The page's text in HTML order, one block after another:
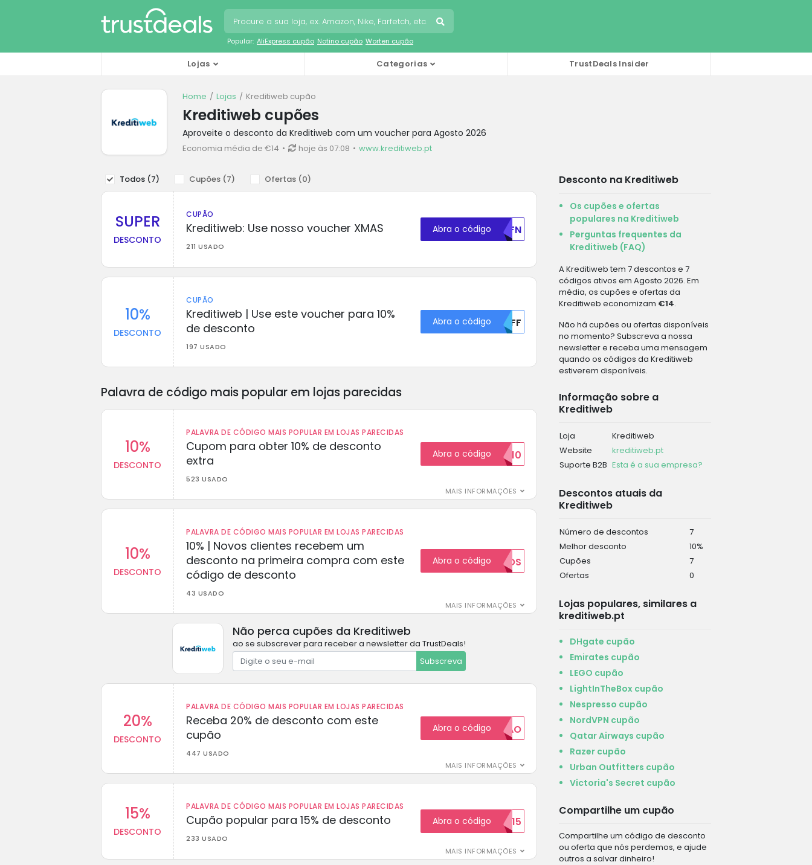
Popular: AliExpress cupão Notino cupão Worten cupão
Lojas Categorias TrustDeals Insider
Home Lojas Kreditiweb cupão
Kreditiweb cupões
Aproveite o desconto da Kreditiweb com um voucher para Agosto 2026
Economia média de €14 hoje às 07:08 www.kreditiweb.pt
Todos (7) Cupões (7) Ofertas (0)
SUPER
DESCONTO
CUPÃO
Kreditiweb: Use nosso voucher XMAS
211 USADO
Abra o código U0FN
10%
DESCONTO
CUPÃO
Kreditiweb | Use este voucher para 10%
de desconto
197 USADO
Abra o código MDFF
Palavra de código mais popular em lojas parecidas
10%
DESCONTO
PALAVRA DE CÓDIGO MAIS POPULAR EM LOJAS PARECIDAS
Cupom para obter 10% de desconto
extra
523 USADO
MAIS INFORMAÇÕES
Abra o códigoBOM10
10%
DESCONTO
PALAVRA DE CÓDIGO MAIS POPULAR EM LOJAS PARECIDAS
10% | Novos clientes recebem um
desconto na primeira compra com este
código de desconto
43 USADO
MAIS INFORMAÇÕES
Abra o códigoNOVOS
Não perca cupões da Kreditiweb
ao se subscrever para receber a newsletter da TrustDeals!
Subscreva
20%
DESCONTO
PALAVRA DE CÓDIGO MAIS POPULAR EM LOJAS PARECIDAS
Receba 20% de desconto com este
cupão
447 USADO
MAIS INFORMAÇÕES
Abra o código20CUPAO
15%
DESCONTO
PALAVRA DE CÓDIGO MAIS POPULAR EM LOJAS PARECIDAS
Cupão popular para 15% de desconto
233 USADO
MAIS INFORMAÇÕES
Abra o códigoRECEBER15
Desconto na Kreditiweb
Os cupões e ofertas
populares na Kreditiweb
Perguntas frequentes da
Kreditiweb (FAQ)
A Kreditiweb tem 7 descontos e 7
códigos ativos em Agosto 2026. Em
média, os cupões e ofertas da
Kreditiweb economizam €14.
Não há cupões ou ofertas disponíveis
no momento? Subscreva a nossa
newsletter e receba uma mensagem
quando os códigos da Kreditiweb
estiverem disponíveis.
Informação sobre a
Kreditiweb
Loja
Kreditiweb
Website
kreditiweb.pt
Suporte B2B Esta é a sua empresa?
Descontos atuais da
Kreditiweb
Número de descontos
7
Melhor desconto
10%
Cupões
7
Ofertas
0
Lojas populares, similares a
kreditiweb.pt
DHgate cupão
Emirates cupão
LEGO cupão
LightInTheBox cupão
Nespresso cupão
NordVPN cupão
Qatar Airways cupão
Razer cupão
Urban Outfitters cupão
Victoria's Secret cupão
Compartilhe um cupão
Compartilhe um código de desconto
ou oferta que nós perdemos, e ajude
outros a salvar dinheiro!